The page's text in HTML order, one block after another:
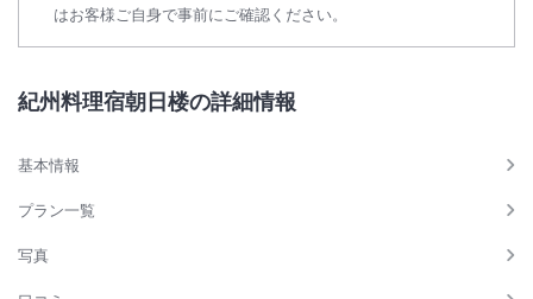
はお客様ご自身で事前にご確認ください。
紀州料理宿朝日楼の詳細情報
基本情報
プラン一覧
写真